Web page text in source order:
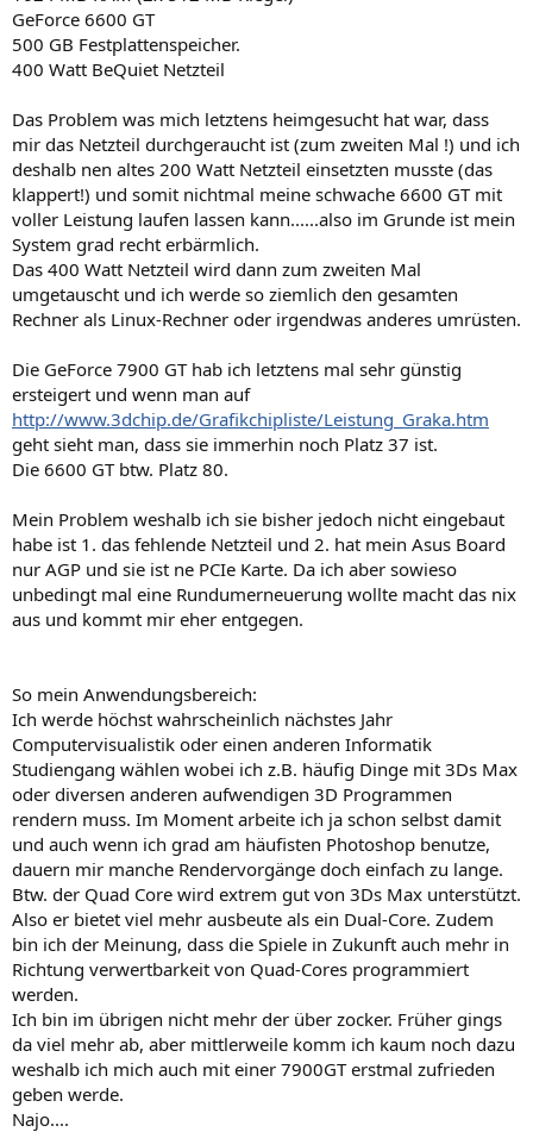
GeForce 6600 GT
500 GB Festplattenspeicher.
400 Watt BeQuiet Netzteil
Das Problem was mich letztens heimgesucht hat war, dass
mir das Netzteil durchgeraucht ist (zum zweiten Mal !) und ich
deshalb nen altes 200 Watt Netzteil einsetzten musste (das
klappert!) und somit nichtmal meine schwache 6600 GT mit
voller Leistung laufen lassen kann......also im Grunde ist mein
System grad recht erbärmlich.
Das 400 Watt Netzteil wird dann zum zweiten Mal
umgetauscht und ich werde so ziemlich den gesamten
Rechner als Linux-Rechner oder irgendwas anderes umrüsten.
Die GeForce 7900 GT hab ich letztens mal sehr günstig
ersteigert und wenn man auf
http://www.3dchip.de/Grafikchipliste/Leistung_Graka.htm
geht sieht man, dass sie immerhin noch Platz 37 ist.
Die 6600 GT btw. Platz 80.
Mein Problem weshalb ich sie bisher jedoch nicht eingebaut
habe ist 1. das fehlende Netzteil und 2. hat mein Asus Board
nur AGP und sie ist ne PCIe Karte. Da ich aber sowieso
unbedingt mal eine Rundumerneuerung wollte macht das nix
aus und kommt mir eher entgegen.
So mein Anwendungsbereich:
Ich werde höchst wahrscheinlich nächstes Jahr
Computervisualistik oder einen anderen Informatik
Studiengang wählen wobei ich z.B. häufig Dinge mit 3Ds Max
oder diversen anderen aufwendigen 3D Programmen
rendern muss. Im Moment arbeite ich ja schon selbst damit
und auch wenn ich grad am häufisten Photoshop benutze,
dauern mir manche Rendervorgänge doch einfach zu lange.
Btw. der Quad Core wird extrem gut von 3Ds Max unterstützt.
Also er bietet viel mehr ausbeute als ein Dual-Core. Zudem
bin ich der Meinung, dass die Spiele in Zukunft auch mehr in
Richtung verwertbarkeit von Quad-Cores programmiert
werden.
Ich bin im übrigen nicht mehr der über zocker. Früher gings
da viel mehr ab, aber mittlerweile komm ich kaum noch dazu
weshalb ich mich auch mit einer 7900GT erstmal zufrieden
geben werde.
Najo....